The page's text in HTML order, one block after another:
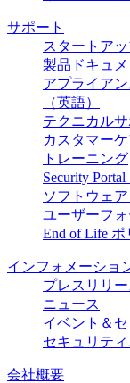
サポート
スタートア
製品ドキュメ
アプライア
（英語）
テクニカルサ
カスタマー
トレーニング
Security Portal
ソフトウェ
ユーザーフォ
End of Life ポ
インフォメーショ
プレスリリー
ニュース
イベント＆
セキュリテ
会社概要